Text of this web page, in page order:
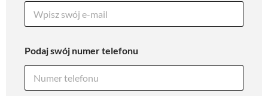
Podaj swój numer telefonu